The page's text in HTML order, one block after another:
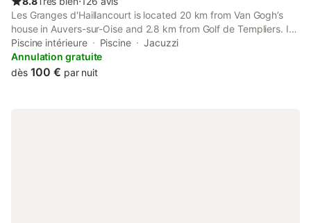
Les Granges d'Haillancourt is located 20 km from Van Gogh’s
house in Auvers-sur-Oise and 2.8 km from Golf de Templiers. It
offers free bicycle hire and a spa with indoor swimming pool,
hot tub and hammam.
Piscine intérieure Piscine
Jacuzzi
Annulation gratuite
dès 100 € par nuit